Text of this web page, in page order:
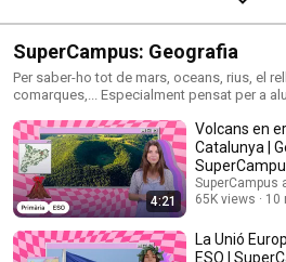
SuperCampus: Geografia
Per saber-ho tot de mars, oceans, rius, el
comarques,... Especialment pensat per a
4:21
Volcans en
Catalunya |
SuperCampus
65K views
10
La Unió
ESO |